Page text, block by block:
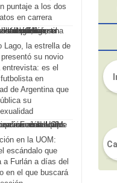
puntaje a los dos
en carrera
Lago, la estrella de
su novio
entrevista: es el
en
de Argentina que
su
en la UOM:
escándalo que
a Furlán a días del
en el que buscará